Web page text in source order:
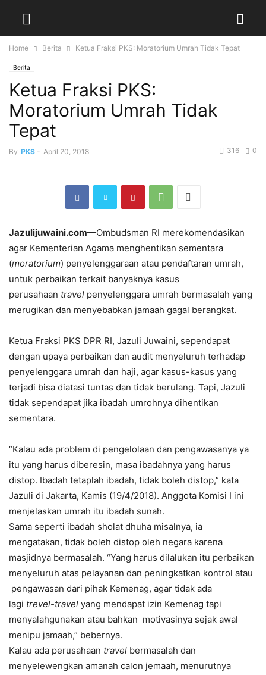
Home Berita Ketua Fraksi PKS: Moratorium Umrah Tidak Tepat
Berita
Ketua Fraksi PKS:
Moratorium Umrah Tidak
Tepat
By PKS - April 20, 2018 0
316
Jazulijuwaini.com—Ombudsman RI merekomendasikan
agar Kementerian Agama menghentikan sementara
(moratorium) penyelenggaraan atau pendaftaran umrah,
untuk perbaikan terkait banyaknya kasus
perusahaan travel penyelenggara umrah bermasalah yang
merugikan dan menyebabkan jamaah gagal berangkat.
Ketua Fraksi PKS DPR RI, Jazuli Juwaini, sependapat
dengan upaya perbaikan dan audit menyeluruh terhadap
penyelenggara umrah dan haji, agar kasus-kasus yang
terjadi bisa diatasi tuntas dan tidak berulang. Tapi, Jazuli
tidak sependapat jika ibadah umrohnya dihentikan
sementara.
“Kalau ada problem di pengelolaan dan pengawasanya ya
itu yang harus diberesin, masa ibadahnya yang harus
distop. Ibadah tetaplah ibadah, tidak boleh distop,” kata
Jazuli di Jakarta, Kamis (19/4/2018). Anggota Komisi I ini
menjelaskan umrah itu ibadah sunah.
Sama seperti ibadah sholat dhuha misalnya, ia
mengatakan, tidak boleh distop oleh negara karena
masjidnya bermasalah. “Yang harus dilalukan itu perbaikan
menyeluruh atas pelayanan dan peningkatkan kontrol atau
pengawasan dari pihak Kemenag, agar tidak ada
lagi trevel-travel yang mendapat izin Kemenag tapi
menyalahgunakan atau bahkan motivasinya sejak awal
menipu jamaah,” bebernya.
Kalau ada perusahaan travel bermasalah dan
menyelewengkan amanah calon jemaah, menurutnya